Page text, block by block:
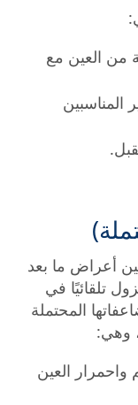
من العين مع
أعراض ما بعد
تلقائيًا في
المحتملة
وهي:
واحمرار العين